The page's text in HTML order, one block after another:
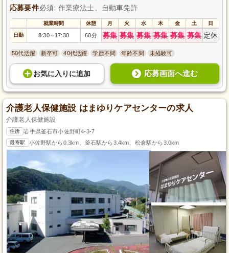
応募要件必須: 作業療法士、自動車免許
就業時間 休憩 月 火 水 木 金 土 日
日勤 8:30～ 17:30 60分 募集 募集 募集 募集 募集 募集 定休
50代活躍 新卒可 40代活躍 学歴不問 年齢不問 未経験可
お気に入り に追加 応募画面へ進む
介護老人保健施設 はまゆりケアセンターの求人
介護老人保健施設
住所 岩手県釜石市小佐野町4-3-7
最寄駅 小佐野駅から0.3km、釜石駅から3.4km、松倉駅から3.0km